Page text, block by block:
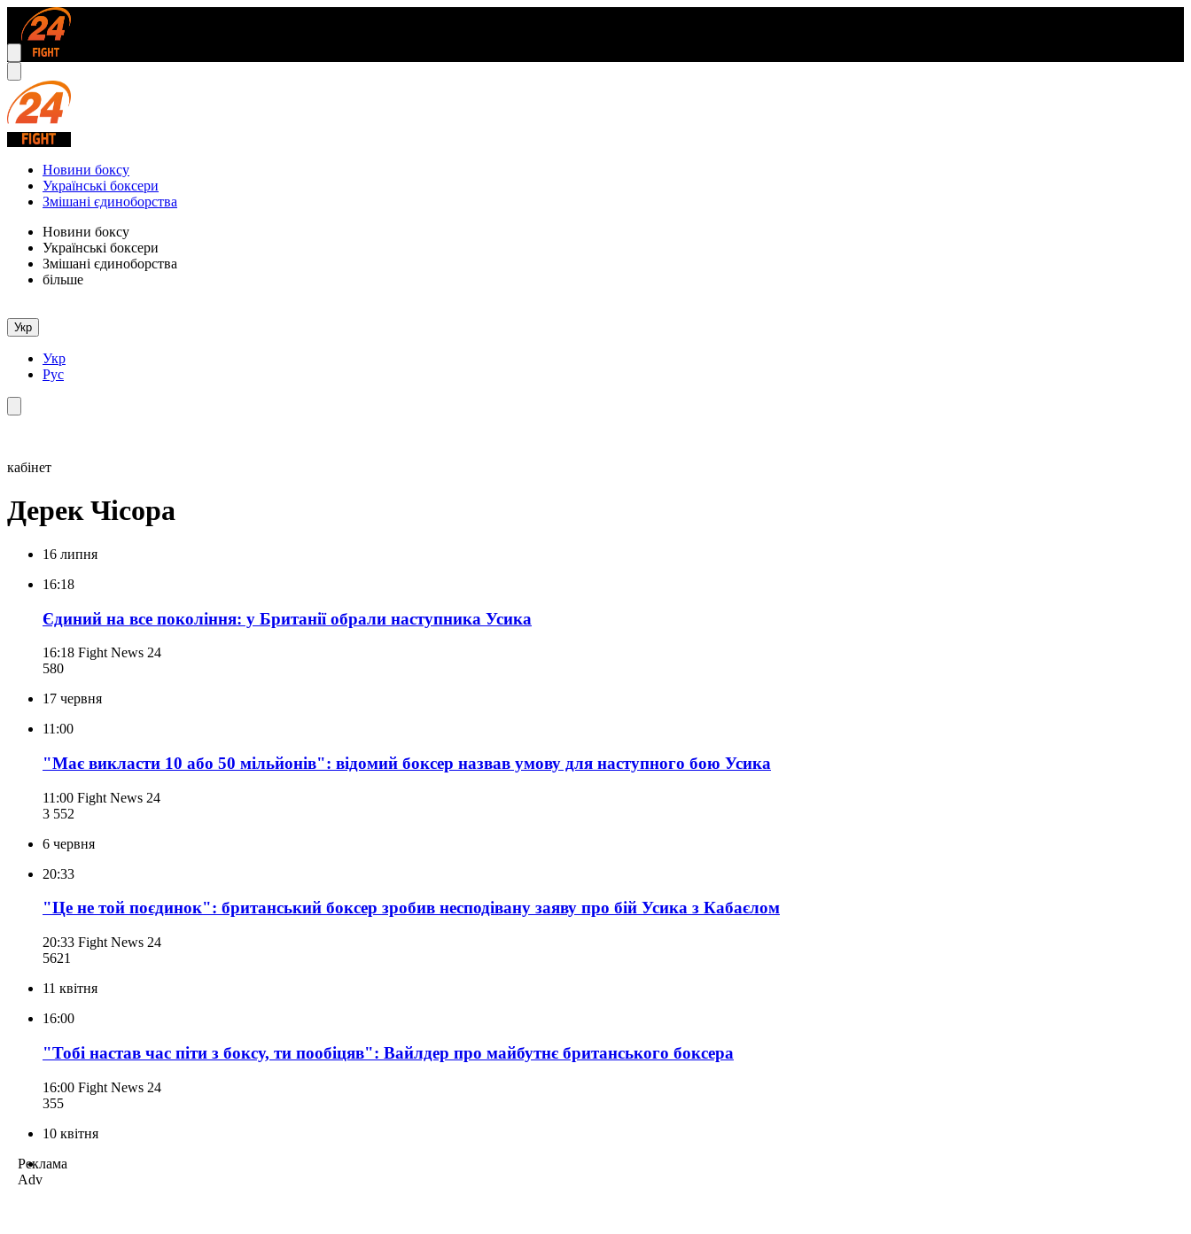
Новини боксу
Українські боксери
Змішані єдиноборства
Новини боксу
Українські боксери
Змішані єдиноборства
більше
Укр
Укр
Рус
кабінет
Дерек Чісора
16 липня
16:18
Єдиний на все покоління: у Британії обрали наступника Усика
16:18 Fight News 24
580
17 червня
11:00
"Має викласти 10 або 50 мільйонів": відомий боксер назвав умову для наступного бою Усика
11:00 Fight News 24
3 552
6 червня
20:33
"Це не той поєдинок": британський боксер зробив несподівану заяву про бій Усика з Кабаєлом
20:33 Fight News 24
5621
11 квітня
16:00
"Тобі настав час піти з боксу, ти пообіцяв": Вайлдер про майбутнє британського боксера
16:00 Fight News 24
355
10 квітня
Реклама
Adv